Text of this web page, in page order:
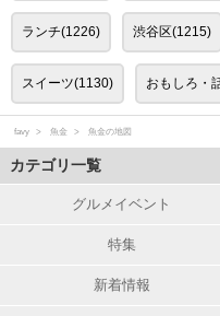
ランチ(1226) 渋谷区(1215)
スイーツ(1130) おもしろ・
favy 魚金 魚金の地図
カテゴリ一覧
グルメイベント
特集
新着情報